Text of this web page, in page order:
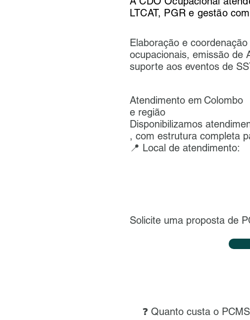
LTCAT, PGR e gestão
Elaboração e
ocupacionais, emissão de
suporte aos eventos de
Atendimento em
e região
Disponibilizamos
, com estrutura completa
📍 Local de atendimento:
Colombo
Solicite uma proposta de
❓ Quanto custa o